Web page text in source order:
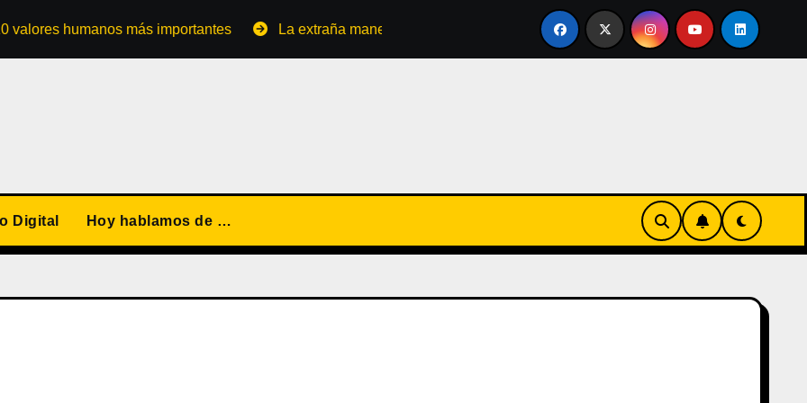
humanos más importantes La extraña manera de convertirse en familia El primer tour de la India Chiquitina
Digital Hoy hablamos de …